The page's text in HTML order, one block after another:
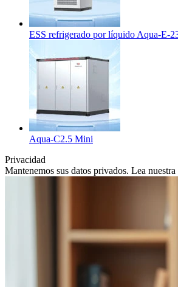
ESS refrigerado por líquido Aqua-E-
Aqua-C2.5 Mini
Privacidad
Mantenemos sus datos privados. Lea nuestra